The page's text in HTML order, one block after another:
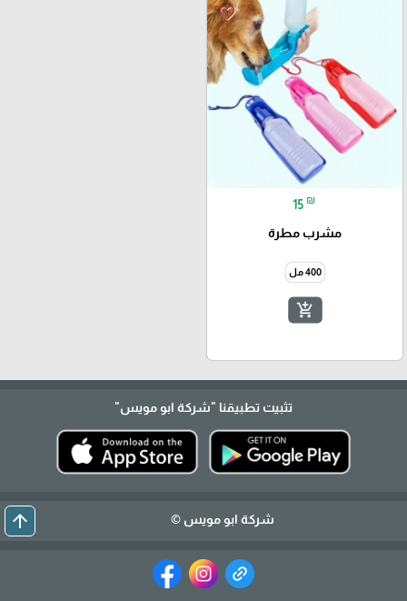
favorite_border
15 ₪
مشرب مطرة
400 مل
add_shopping_cart
تثبيت تطبيقنا "شركة ابو مويس"
شركة ابو مويس © arrow_upward